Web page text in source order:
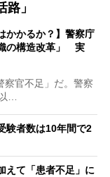
」
かかるか？】警察庁
の構造改革」 実
官不足」だ。警察
…
験者数は10年間で2
えて「患者不足」に